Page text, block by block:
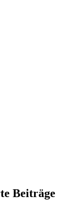
Beiträge